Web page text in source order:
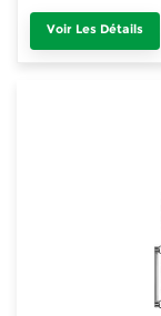
Voir Les Détails